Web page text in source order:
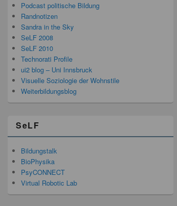
Podcast politische Bildung
Randnotizen
Sandra in the Sky
SeLF 2008
SeLF 2010
Technorati Profile
ui2 blog – Uni Innsbruck
Visuelle Soziologie der Wohnstile
Weiterbildungsblog
SeLF
Bildungstalk
BioPhysika
PsyCONNECT
Virtual Robotic Lab